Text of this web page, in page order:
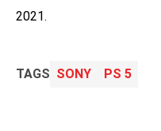
2021.
TAGS SONY PS 5